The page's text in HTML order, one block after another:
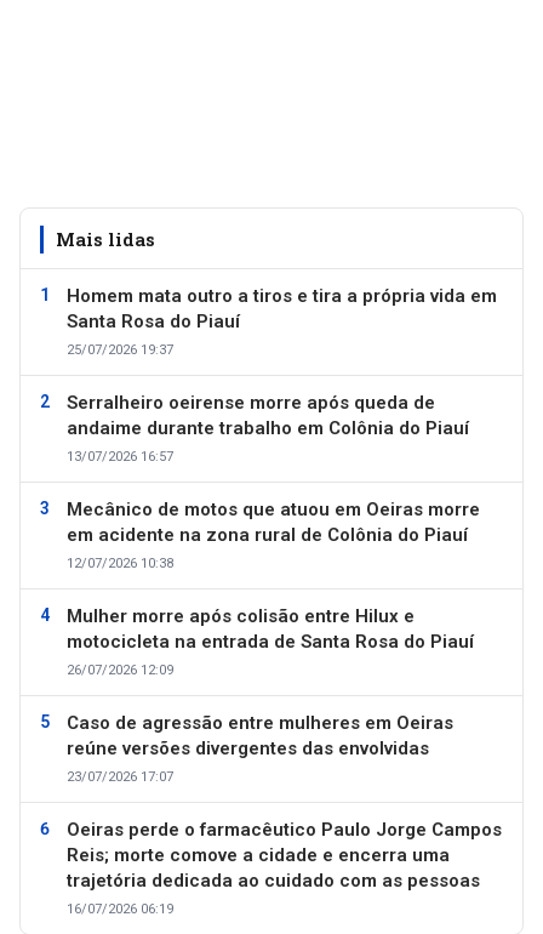
Mais lidas
Homem mata outro a tiros e tira a própria vida em
Santa Rosa do Piauí
25/07/2026 19:37
Serralheiro oeirense morre após queda de
andaime durante trabalho em Colônia do Piauí
13/07/2026 16:57
Mecânico de motos que atuou em Oeiras morre
em acidente na zona rural de Colônia do Piauí
12/07/2026 10:38
Mulher morre após colisão entre Hilux e
motocicleta na entrada de Santa Rosa do Piauí
26/07/2026 12:09
Caso de agressão entre mulheres em Oeiras
reúne versões divergentes das envolvidas
23/07/2026 17:07
Oeiras perde o farmacêutico Paulo Jorge Campos
Reis; morte comove a cidade e encerra uma
trajetória dedicada ao cuidado com as pessoas
16/07/2026 06:19